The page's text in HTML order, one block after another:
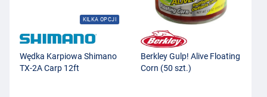
KILKA OPCJI
Wędka Karpiowa Shimano
TX-2A Carp 12ft
Berkley Gulp! Alive Floating
Corn (50 szt.)